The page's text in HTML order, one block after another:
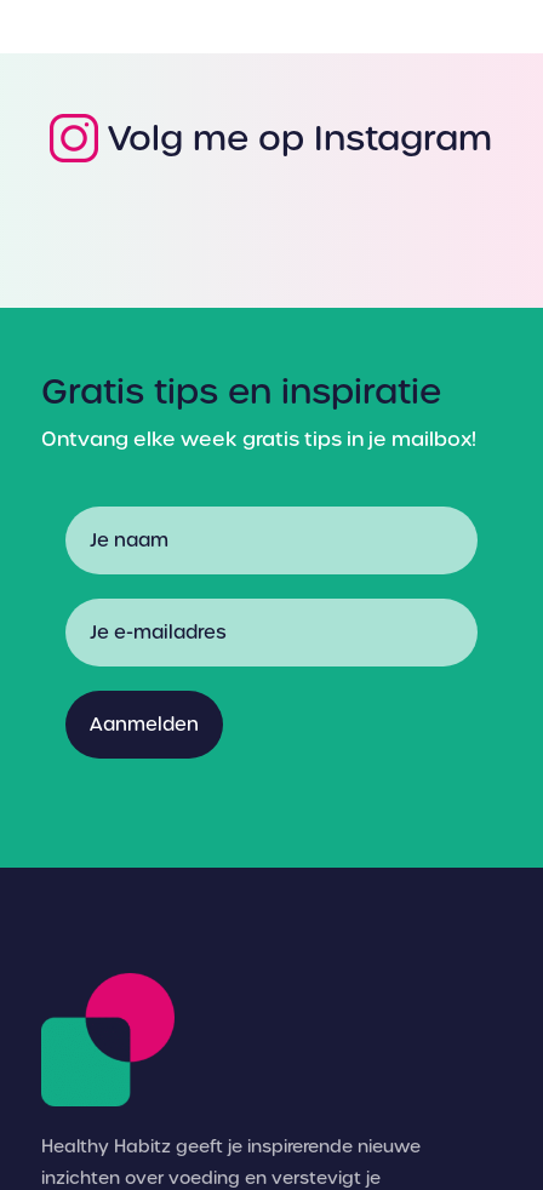
Volg me op Instagram
Gratis tips en inspiratie
Ontvang elke week gratis tips in je mailbox!
Healthy Habitz geeft je inspirerende nieuwe
inzichten over voeding en verstevigt je